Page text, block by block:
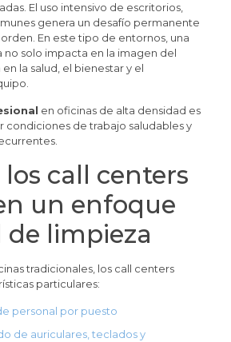
El uso intensivo de escritorios,
genera un desafío permanente
En este tipo de entornos, una
no solo impacta en la imagen del
la salud, el bienestar y el
en oficinas de alta densidad es
condiciones de trabajo saludables y
call centers
un enfoque
de limpieza
tradicionales, los call centers
particulares:
personal por puesto
de auriculares, teclados y